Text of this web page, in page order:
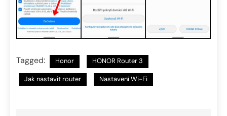
Tagged: Honor HONOR Router 3
Jak nastavit router Nastavení Wi-Fi